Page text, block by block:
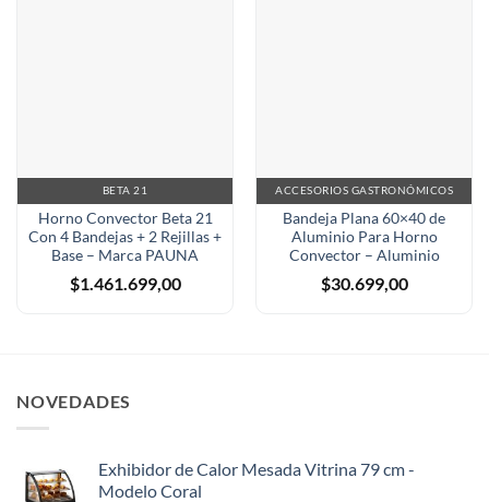
BETA 21
Horno Convector Beta 21
Con 4 Bandejas + 2 Rejillas +
Base – Marca PAUNA
$1.461.699,00
ACCESORIOS GASTRONÓMICOS
Bandeja Plana 60×40 de
Aluminio Para Horno
Convector – Aluminio
$30.699,00
NOVEDADES
Exhibidor de Calor Mesada Vitrina 79 cm -
Modelo Coral